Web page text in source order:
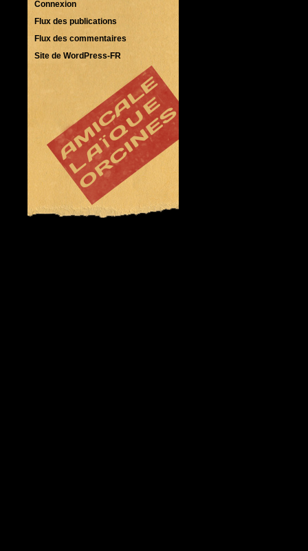
Connexion
Flux des publications
Flux des commentaires
Site de WordPress-FR